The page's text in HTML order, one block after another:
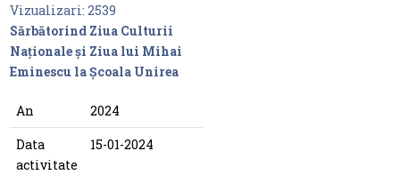
Vizualizari: 2539
Sărbătorind Ziua Culturii
Naționale și Ziua lui Mihai
Eminescu la Școala Unirea
An
2024
Data
activitate
15-01-2024